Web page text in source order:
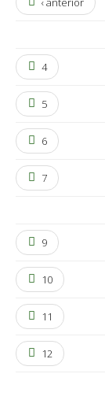
4
5
6
7
9
10
11
12